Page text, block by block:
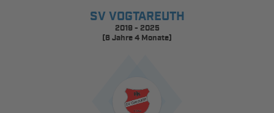
SV VOGTAREUTH
2019 - 2025
(6 Jahre 4 Monate)